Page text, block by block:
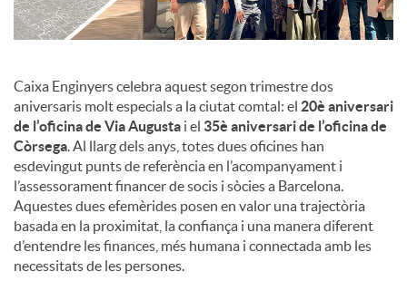
n
t
i
n
g
Caixa Enginyers celebra aquest segon trimestre dos
aniversaris molt especials a la ciutat comtal: el 20è aniversari
de l’oficina de Via Augusta i el 35è aniversari de l’oficina de
Còrsega. Al llarg dels anys, totes dues oficines han
esdevingut punts de referència en l’acompanyament i
l’assessorament financer de socis i sòcies a Barcelona.
Aquestes dues efemèrides posen en valor una trajectòria
basada en la proximitat, la confiança i una manera diferent
d’entendre les finances, més humana i connectada amb les
necessitats de les persones.